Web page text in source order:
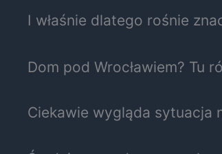
I właśnie dlatego rośnie
Dom pod Wrocławiem? Tu
Ciekawie wygląda sytuacja